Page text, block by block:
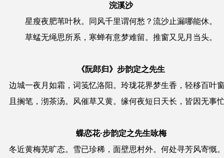
浣溪沙
星瘦夜肥苇叶秋。同风千里谓何愁？流沙止漏哪能休。
草蜢无绳思所系，寒蝉有意梦难留。推窗又见月当头。
《阮郎归》步韵定之先生
边城一夜月如霜，词笺忆洛阳。玲珑花界梦生香，轻移百叶
且搁笔，沏茶汤。风催草又黄。缘何夜短日天长，皆因无事
蝶恋花·步韵定之先生咏梅
冬近黄梅芜旷态。雪已珍稀，面壁思村外。何处寻芳风寄慨